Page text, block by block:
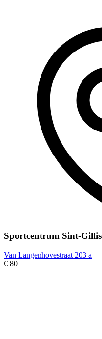
Sportcentrum Sint-Gillis
Van Langenhovestraat 203 a
€ 80